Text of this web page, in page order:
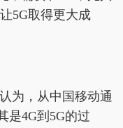
5G取得更大成
为，从中国移动通
是4G到5G的过